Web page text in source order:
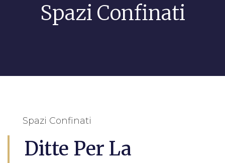
Spazi Confinati
Spazi Confinati
Ditte Per La